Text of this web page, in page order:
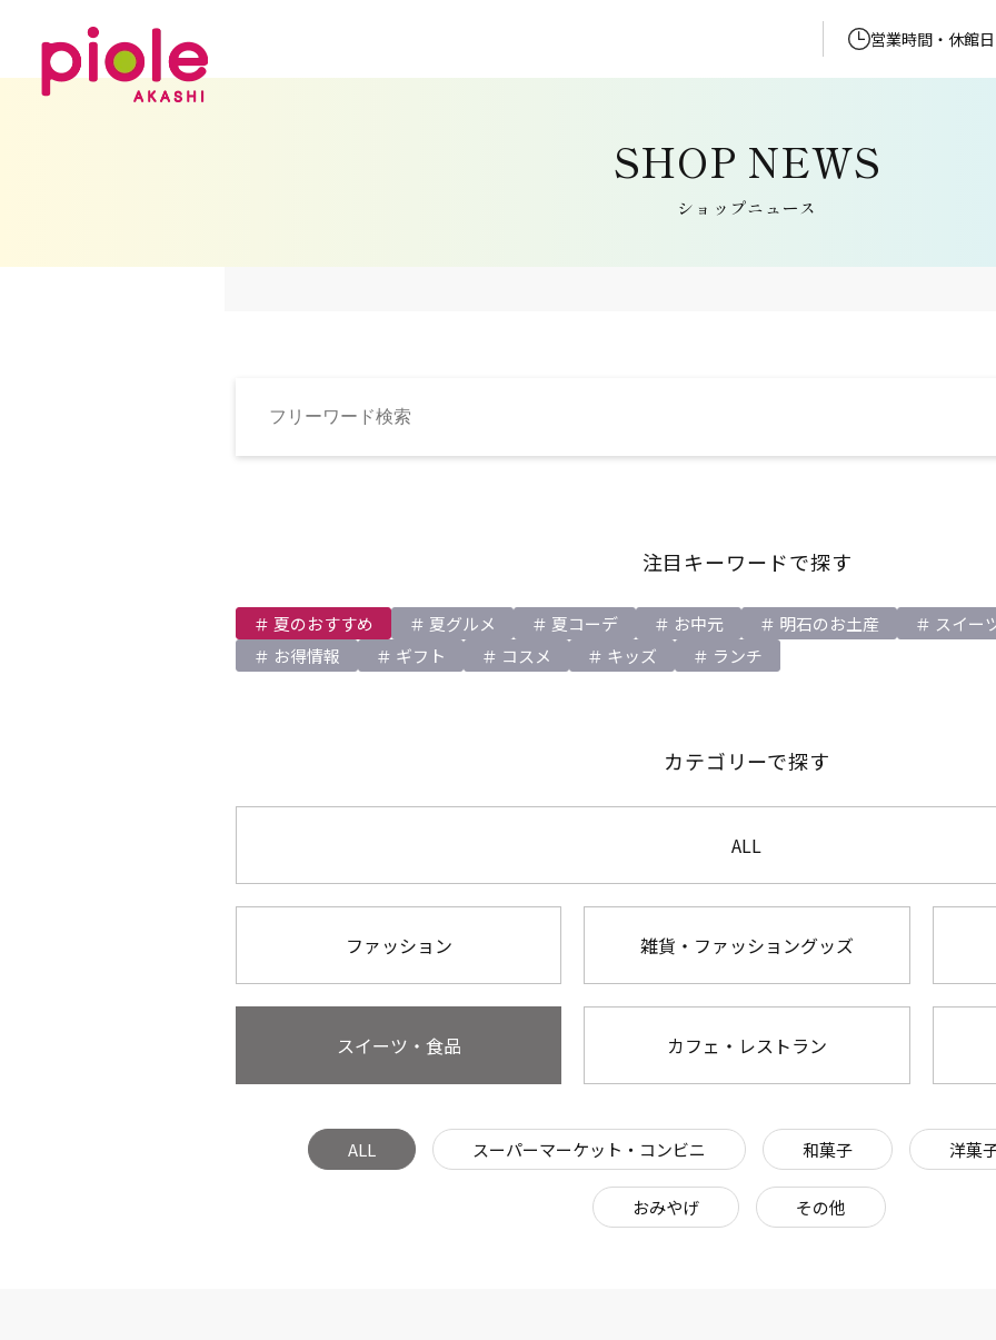
営業時間・休館日
ショップニュース
注目キーワードで探す
夏のおすすめ 夏グルメ 夏コーデ お中元 明石のお土産
スイー
お得情報
ギフト コスメ キッズ ランチ
カテゴリーで探す
ALL
ファッション 雑貨・ファッショングッズ
スイーツ・食品 カフェ・レストラン
ALL スーパーマーケット・コンビニ 和菓子 洋菓
おみやげ その他